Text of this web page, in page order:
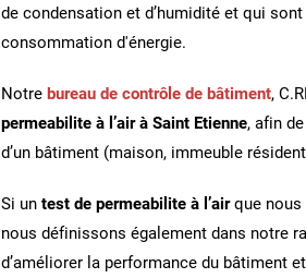
de condensation et d’humidité et qui
consommation d'énergie.
Notre bureau de contrôle de bâtiment,
permeabilite à l’air à Saint Etienne, afin
d’un bâtiment (maison, immeuble
Si un test de permeabilite à l’airque
nous définissons également dans notre
d’améliorer la performance du bâtiment